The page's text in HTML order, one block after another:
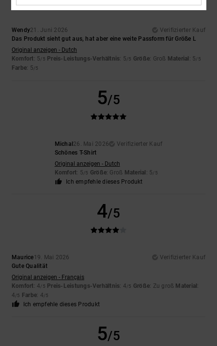
Wendy21. Juni 2026
Verifizierter Kauf
Das Produkt sieht gut aus, hat aber eine weite Passform für Größe L
Original anzeigen - Dutch
Komfort: 5/5 Preis-Leistungs-Verhältnis: 5/5 Größe: Groß Material : 5/5
Farbe: 5/5
5/5
Michal 26. Mai 2026
Verifizierter Kauf
Schönes T-Shirt
Original anzeigen - Dutch
Komfort: 5/5 Größe: Groß Material : 5/5
Ich empfehle dieses Produkt
4/5
Maurice19. Mai 2026
Verifizierter Kauf
Gute Qualität
Original anzeigen - Français
Komfort: 4/5 Preis-Leistungs-Verhältnis: 4/5 Größe: Zu groß Material :
4/5 Farbe: 4/5
Ich empfehle dieses Produkt
5/5